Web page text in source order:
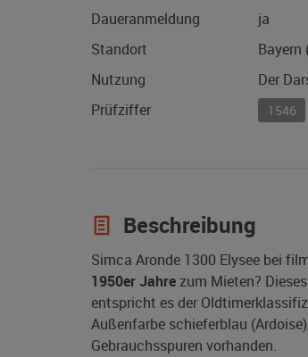
Daueranmeldung
ja
Standort
Bayern
Nutzung
Der
Prüfziffer
1546
Beschreibung
Simca Aronde 1300 Elysee bei
1950er Jahrezum Mieten?
entspricht es der
Außenfarbe schieferblau
Gebrauchsspuren vorhanden.